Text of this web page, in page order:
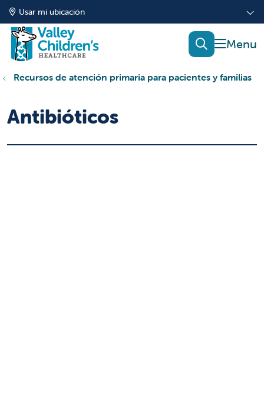
Usar mi ubicación
mostrar
buscar
Recursos de atención primaria para pacientes y familias
Antibióticos